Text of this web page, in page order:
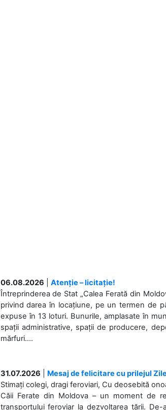
06.08.2026
Atenție – licitație!
Întreprinderea de Stat „Calea Ferată din
privind darea în locațiune, pe un termen de
expuse în 13 loturi. Bunurile, amplasate în
spații administrative, spații de producere,
mărfuri....
31.07.2026
Mesaj de felicitare cu prilejul
Stimați colegi, dragi feroviari, Cu deosebită
Căii Ferate din Moldova – un moment de
transportului feroviar la dezvoltarea țării.